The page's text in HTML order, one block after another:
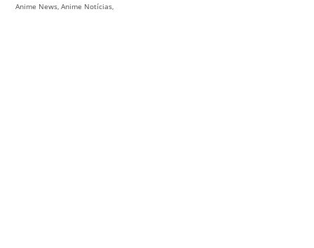
Anime News, Anime Notícias,